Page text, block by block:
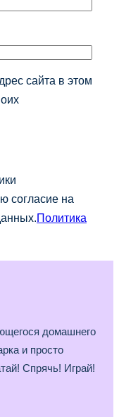
сайта в этом
согласие на
Политика
домашнего
и просто
Спрячь! Играй!